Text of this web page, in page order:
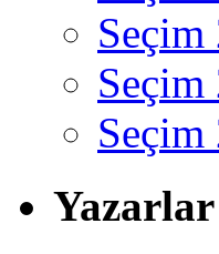
Seçim
Seçim
Seçim
Yazarlar